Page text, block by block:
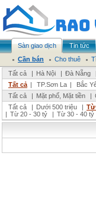
Sàn giao dịch Tin tức
Cần bán
Cho thuê
Tất cả
| Hà Nội | Đà Nẵng
Tất cả | TP.Sơn La | Bắc
Tất cả
| Mặt phố, Mặt tiền |
Tất cả
| Dưới 500 triệu | Từ
| Từ 20 - 30 tỷ | Từ 30 - 40 tỷ